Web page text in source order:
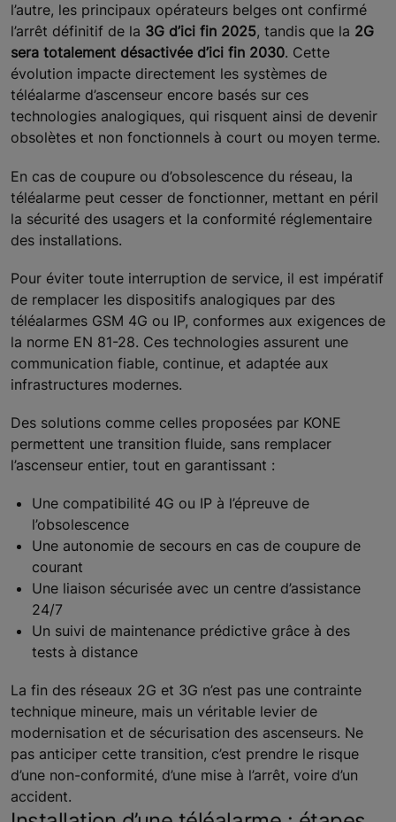
l’autre, les principaux opérateurs belges ont confirmé
l’arrêt définitif de la 3G d’ici fin 2025, tandis que la 2G
sera totalement désactivée d’ici fin 2030. Cette
évolution impacte directement les systèmes de
téléalarme d’ascenseur encore basés sur ces
technologies analogiques, qui risquent ainsi de devenir
obsolètes et non fonctionnels à court ou moyen terme.
En cas de coupure ou d’obsolescence du réseau, la
téléalarme peut cesser de fonctionner, mettant en péril
la sécurité des usagers et la conformité réglementaire
des installations.
Pour éviter toute interruption de service, il est impératif
de remplacer les dispositifs analogiques par des
téléalarmes GSM 4G ou IP, conformes aux exigences de
la norme EN 81-28. Ces technologies assurent une
communication fiable, continue, et adaptée aux
infrastructures modernes.
Des solutions comme celles proposées par KONE
permettent une transition fluide, sans remplacer
l’ascenseur entier, tout en garantissant :
Une compatibilité 4G ou IP à l’épreuve de
l’obsolescence
Une autonomie de secours en cas de coupure de
courant
Une liaison sécurisée avec un centre d’assistance
24/7
Un suivi de maintenance prédictive grâce à des
tests à distance
La fin des réseaux 2G et 3G n’est pas une contrainte
technique mineure, mais un véritable levier de
modernisation et de sécurisation des ascenseurs. Ne
pas anticiper cette transition, c’est prendre le risque
d’une non-conformité, d’une mise à l’arrêt, voire d’un
accident.